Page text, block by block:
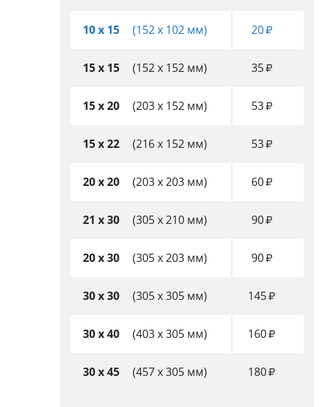
10 x 15 (152 x 102 мм) 20₽
15 x 15 (152 x 152 мм) 35₽
15 x 20 (203 x 152 мм) 53₽
15 x 22 (216 x 152 мм) 53₽
20 x 20 (203 x 203 мм) 60₽
21 x 30 (305 x 210 мм) 90₽
20 x 30 (305 x 203 мм) 90₽
30 x 30 (305 x 305 мм) 145₽
30 x 40 (403 x 305 мм) 160₽
30 x 45 (457 x 305 мм) 180₽